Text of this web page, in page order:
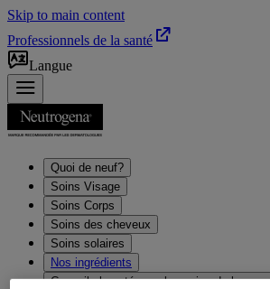
Skip to main content
Professionnels de la santé
Langue
Quoi de neuf?
Soins Visage
Soins Corps
Soins des cheveux
Soins solaires
Nos ingrédients
Conseils beauté pour les soins de la peau